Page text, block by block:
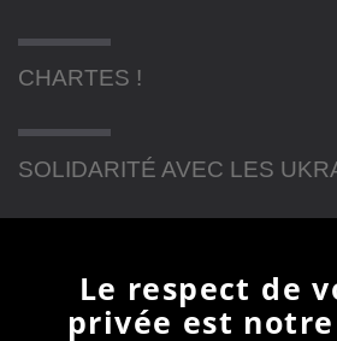
CHARTES !
SOLIDARITÉ AVEC LES
Newsletter
Le respect de
privée est